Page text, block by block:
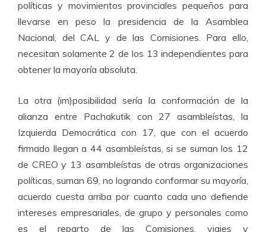
políticas y movimientos provinciales pequeños para
llevarse en peso la presidencia de la Asamblea
Nacional, del CAL y de las Comisiones. Para ello,
necesitan solamente 2 de los 13 independientes para
obtener la mayoría absoluta.
La otra (im)posibilidad sería la conformación de la
alianza entre Pachakutik con 27 asambleístas, la
Izquierda Democrática con 17, que con el acuerdo
firmado llegan a 44 asambleístas, si se suman los 12
de CREO y 13 asambleístas de otras organizaciones
políticas, suman 69, no logrando conformar su mayoría,
acuerdo cuesta arriba por cuanto cada uno defiende
intereses empresariales, de grupo y personales como
es el reparto de las Comisiones, viajes y